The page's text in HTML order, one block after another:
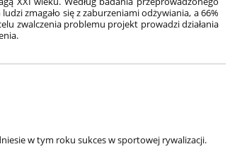
zmagało się z zaburzeniami odżywiania, a 66%
zwalczenia problemu projekt prowadzi działania
.
w tym roku sukces w sportowej rywalizacji.